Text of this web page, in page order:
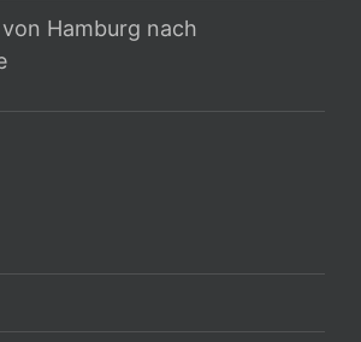
Hamburg nach